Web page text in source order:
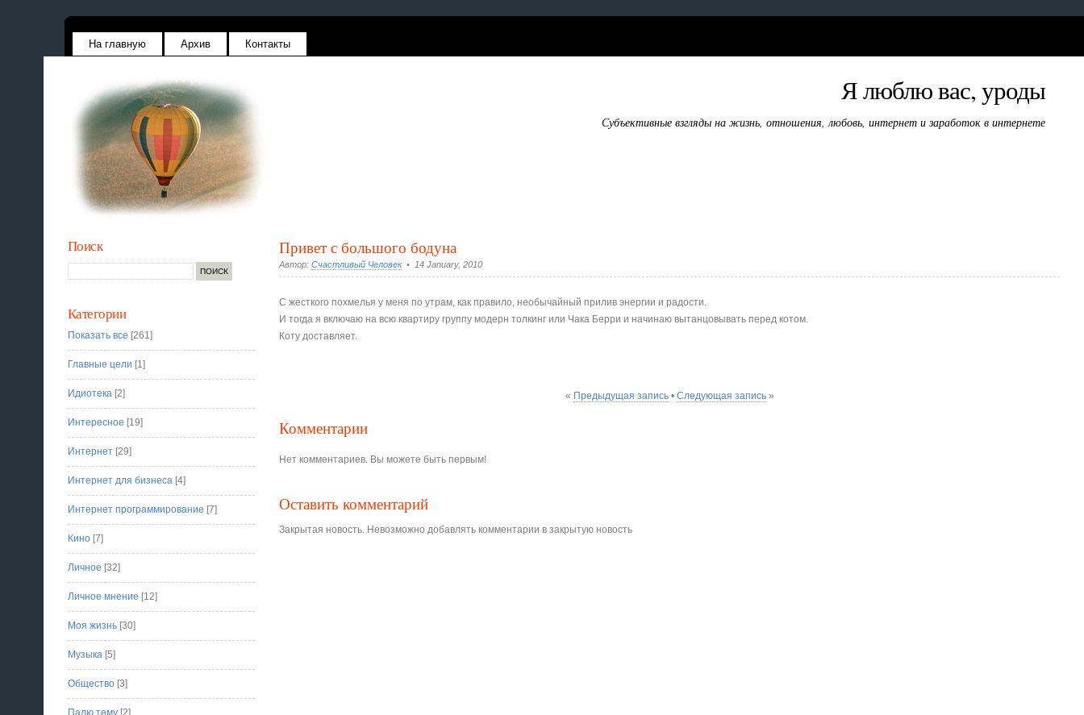
На главную Архив Контакты
Я люблю вас, уроды
Субъективные взгляды на жизнь, отношения, любовь, интернет и заработок в интернете
Привет с большого бодуна
Автор:Счастливый Человек• 14 January, 2010
С жесткого похмелья у меня по утрам, как правило, необычайный прилив энергии и радости.
И тогда я включаю на всю квартиру группу модерн толкинг или Чака Берри и начинаю вытанцовывать перед котом.
Коту доставляет.
« Предыдущая запись• Следующая запись»
Комментарии
Нет комментариев. Вы можете быть первым!
Оставить комментарий
Закрытая новость. Невозможно добавлять комментарии в закрытую новость
Поиск
Категории
Показать все [261]
Главные цели [1]
Идиотека[2]
Интересное [19]
Интернет[29]
Интернет для бизнеса[4]
Интернет программирование [7]
Кино[7]
Личное [32]
Личное мнение [12]
Моя жизнь[30]
Музыка[5]
Общество[3]
Палю тему[2]